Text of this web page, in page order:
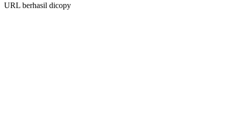
URL berhasil dicopy